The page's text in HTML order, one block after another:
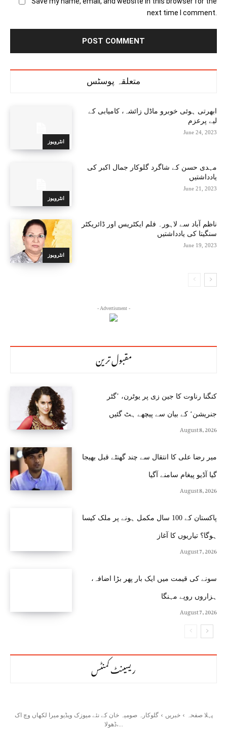
next time I comment.
متعلقہ پوسٹس
انٹرویوز
ابھرتی ہوئی خوبرو ماڈل زائشہ، کامیابی کے
لیے پرعزم
June 24, 2023
انٹرویوز
مہدی حسن کے شاگرد گلوکار جمال اکبر کی
یادداشتیں
June 21, 2023
انٹرویوز
ناظم آباد سے لاہور۔ فلم ایکٹریس اور ڈائریکٹر
سنگیتا کی یادداشتیں
June 19, 2023
- Advertisment -
مقبول ترین
کنگنا رناوت کا جین زی پر یوٹرن، ’گٹر
جنریشن‘ کے بیان سے پیچھے ہٹ گئیں
August 8, 2026
میر رضا علی کا انتقال سے چند گھنٹے قبل بھیجا
گیا آڈیو پیغام سامنے آگیا
August 8, 2026
پاکستان کے 100 سال مکمل ہونے پر ملک کیسا
ہوگا؟ تیاریوں کا آغاز
August 7, 2026
سونے کی قیمت میں ایک بار پھر بڑا اضافہ،
ہزاروں روپے مہنگا
August 7, 2026
ریسینٹ کمنٹس